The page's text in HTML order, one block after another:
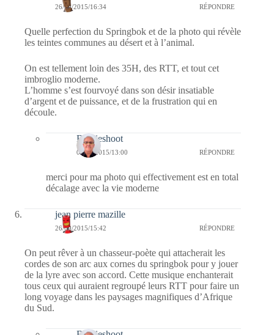
26/09/2015/16:34 RÉPONDRE
Quelle perfection du Springbok et de la photo qui révèle
les teintes communes au désert et à l’animal.
On est tellement loin des 35H, des RTT, et tout cet
imbroglio moderne.
L’homme s’est fourvoyé dans son désir insatiable
d’argent et de puissance, et de la frustration qui en
découle.
Bernieshoot
04/10/2015/13:00 RÉPONDRE
merci pour ma photo qui effectivement est en total
décalage avec la vie moderne
jean pierre mazille
26/09/2015/15:42 RÉPONDRE
On peut rêver à un chasseur-poète qui attacherait les
cordes de son arc aux cornes du springbok pour y jouer
de la lyre avec son accord. Cette musique enchanterait
tous ceux qui auraient regroupé leurs RTT pour faire un
long voyage dans les paysages magnifiques d’Afrique
du Sud.